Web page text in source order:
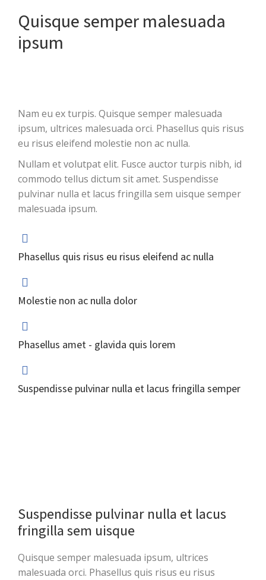
Quisque semper malesuada
ipsum
Nam eu ex turpis. Quisque semper malesuada
ipsum, ultrices malesuada orci. Phasellus quis risus
eu risus eleifend molestie non ac nulla.
Nullam et volutpat elit. Fusce auctor turpis nibh, id
commodo tellus dictum sit amet. Suspendisse
pulvinar nulla et lacus fringilla sem uisque semper
malesuada ipsum.
Phasellus quis risus eu risus eleifend ac nulla
Molestie non ac nulla dolor
Phasellus amet - glavida quis lorem
Suspendisse pulvinar nulla et lacus fringilla semper
Suspendisse pulvinar nulla et lacus
fringilla sem uisque
Quisque semper malesuada ipsum, ultrices
malesuada orci. Phasellus quis risus eu risus